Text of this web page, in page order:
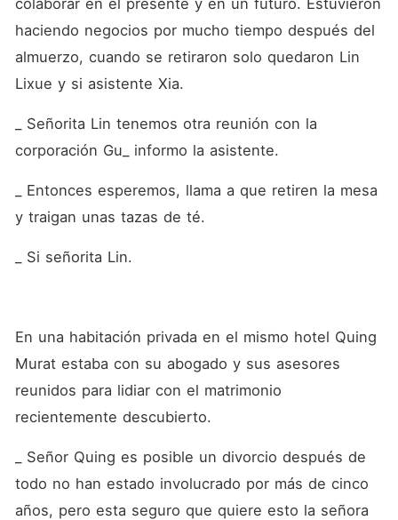
colaborar en el presente y en un futuro. Estuvieron
haciendo negocios por mucho tiempo después del
almuerzo, cuando se retiraron solo quedaron Lin
Lixue y si asistente Xia.
_ Señorita Lin tenemos otra reunión con la
corporación Gu_ informo la asistente.
_ Entonces esperemos, llama a que retiren la mesa
y traigan unas tazas de té.
_ Si señorita Lin.
En una habitación privada en el mismo hotel Quing
Murat estaba con su abogado y sus asesores
reunidos para lidiar con el matrimonio
recientemente descubierto.
_ Señor Quing es posible un divorcio después de
todo no han estado involucrado por más de cinco
años, pero esta seguro que quiere esto la señora